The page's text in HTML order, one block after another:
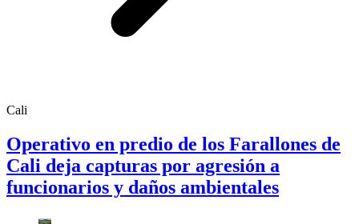
Cali
Operativo en predio de los Farallones de
Cali deja capturas por agresión a
funcionarios y daños ambientales